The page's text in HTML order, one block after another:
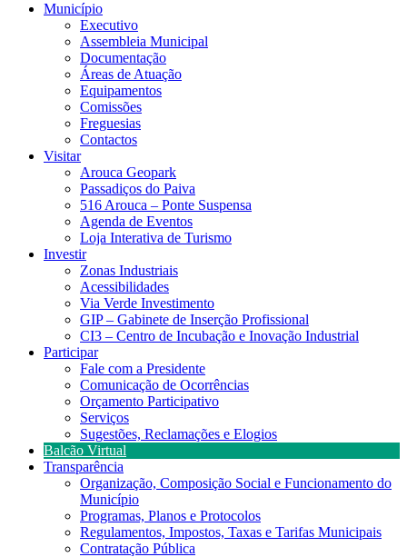
Município
Executivo
Assembleia Municipal
Documentação
Áreas de Atuação
Equipamentos
Comissões
Freguesias
Contactos
Visitar
Arouca Geopark
Passadiços do Paiva
516 Arouca – Ponte Suspensa
Agenda de Eventos
Loja Interativa de Turismo
Investir
Zonas Industriais
Acessibilidades
Via Verde Investimento
GIP – Gabinete de Inserção Profissional
CI3 – Centro de Incubação e Inovação Industrial
Participar
Fale com a Presidente
Comunicação de Ocorrências
Orçamento Participativo
Serviços
Sugestões, Reclamações e Elogios
Balcão Virtual
Transparência
Organização, Composição Social e Funcionamento do
Município
Programas, Planos e Protocolos
Regulamentos, Impostos, Taxas e Tarifas Municipais
Contratação Pública